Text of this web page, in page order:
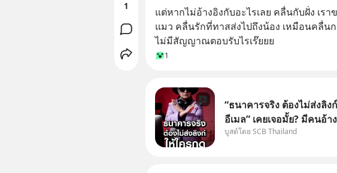
แต่หากไม่อ้างอิงกับอะไรเลย คลื่นกับฝั่ง เร
แมว คลื่นรักที่ทาสส่งไปถึงน้อง เหมือนคลื่นก
ไม่มีสัญญาณตอบรับไรเร๊ยยย
1
1
“ธนาคารจริง ต้องไม่ส่งลิง
อีเมล” เคยเจอมั้ย? มีคนอ้า
ธนาคาร บอกว่าบัญชีมีปัญห
บูสต์โดย SCB Thailand